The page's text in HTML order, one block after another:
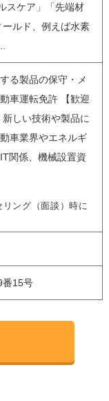
スケア」「先端材
ルド、例えば水素
る製品の保守・メ
車運転免許 【歓迎
しい技術や製品に
車業界やエネルギ
関係、機械設置資
ング（面談）時に
番15号